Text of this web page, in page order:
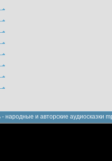
- народные и авторские аудиосказки